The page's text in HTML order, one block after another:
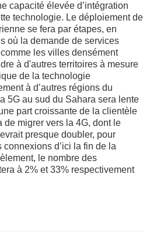
capacité élevée d’intégration
technologie. Le déploiement de
se fera par étapes, en
où la demande de services
les villes densément
à d'autres territoires à mesure
de la technologie
à d’autres régions du
5G au sud du Sahara sera lente
part croissante de la clientèle
de migrer vers la 4G, dont le
presque doubler, pour
d’ici la fin de la
le nombre des
à 2% et 33% respectivement